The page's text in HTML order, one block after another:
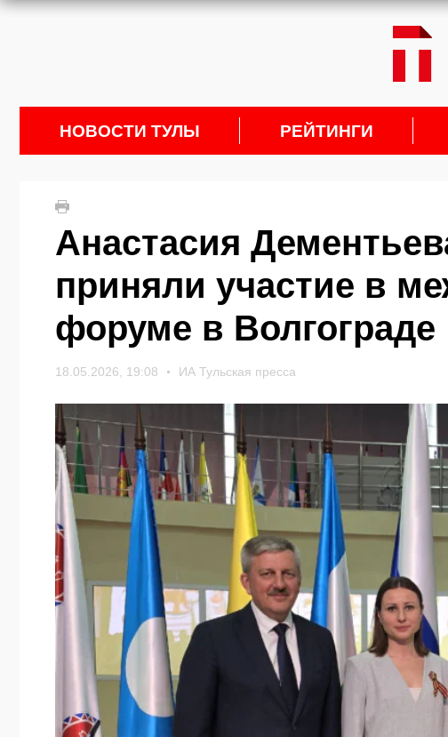
НОВОСТИ ТУЛЫ РЕЙТИНГИ
Анастасия
приняли участие в
форуме в Волгограде
18.05.2026, 19:08 ИА Тульская пресса